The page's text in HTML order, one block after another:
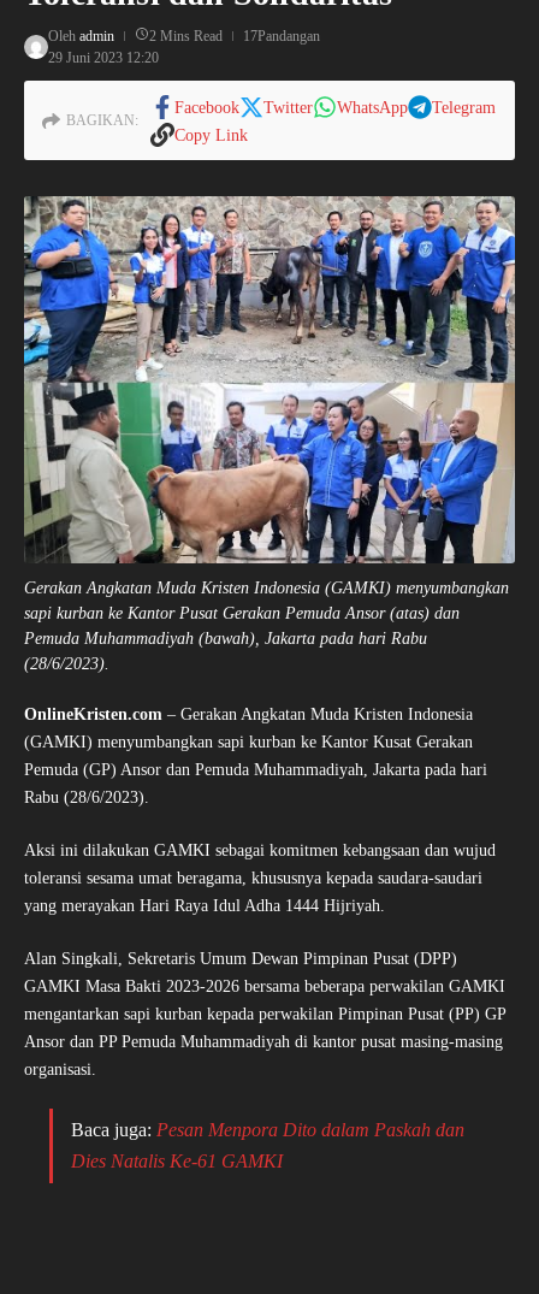
Oleh admin 2 Mins Read
17Pandangan
29 Juni 2023 12:20
BAGIKAN:
Facebook Twitter WhatsApp
Telegram
Copy Link
Gerakan Angkatan Muda Kristen Indonesia (GAMKI) menyumbangkan
sapi kurban ke Kantor Pusat Gerakan Pemuda Ansor (atas) dan
Pemuda Muhammadiyah (bawah), Jakarta pada hari Rabu
(28/6/2023).
OnlineKristen.com – Gerakan Angkatan Muda Kristen Indonesia
(GAMKI) menyumbangkan sapi kurban ke Kantor Kusat Gerakan
Pemuda (GP) Ansor dan Pemuda Muhammadiyah, Jakarta pada hari
Rabu (28/6/2023).
Aksi ini dilakukan GAMKI sebagai komitmen kebangsaan dan wujud
toleransi sesama umat beragama, khususnya kepada saudara-saudari
yang merayakan Hari Raya Idul Adha 1444 Hijriyah.
Alan Singkali, Sekretaris Umum Dewan Pimpinan Pusat (DPP)
GAMKI Masa Bakti 2023-2026 bersama beberapa perwakilan GAMKI
mengantarkan sapi kurban kepada perwakilan Pimpinan Pusat (PP) GP
Ansor dan PP Pemuda Muhammadiyah di kantor pusat masing-masing
organisasi.
Baca juga: Pesan Menpora Dito dalam Paskah dan
Dies Natalis Ke-61 GAMKI